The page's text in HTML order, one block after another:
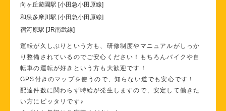
向ヶ丘遊園駅 [小田急小田原線]
和泉多摩川駅 [小田急小田原線]
宿河原駅 [JR南武線]
運転が久しぶりという方も、研修制度やマニュアルがしっか
り整備されているのでご安心ください！もちろんバイクや自
転車の運転が好きという方も大歓迎です！
GPS付きのマップを使うので、知らない道でも安心です！
配達件数に関わらず時給が発生しますので、安定して働きた
い方にピッタリです♪